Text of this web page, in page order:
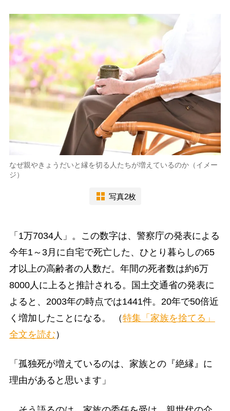
なぜ親やきょうだいと縁を切る人たちが増えているのか（イメー
ジ）
写真2枚
「1万7034人」。この数字は、警察庁の発表による
今年1～3月に自宅で死亡した、ひとり暮らしの65
才以上の高齢者の人数だ。年間の死者数は約6万
8000人に上ると推計される。国土交通省の発表に
よると、2003年の時点では1441件。20年で50倍近
く増加したことになる。
（特集「家族を捨てる」
全文を読む ）
「孤独死が増えているのは、家族との『絶縁』に
理由があると思います」